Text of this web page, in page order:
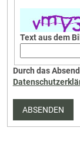
Text aus dem
Durch das
ABSENDEN